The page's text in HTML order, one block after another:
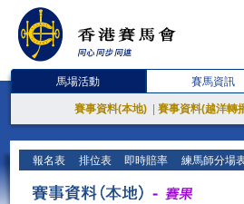
馬場活動 賽馬資訊
賽事資料(本地) 賽事資料(越洋轉
報名表 排位表 即時賠率 練馬師分場